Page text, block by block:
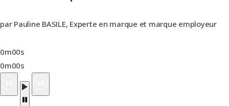
par Pauline BASILE, Experte en marque et marque employeur
0m00s
0m00s